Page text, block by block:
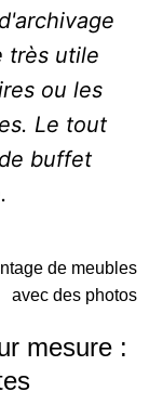
très utile
ou les
Le tout
buffet
de meubles
avec des photos
mesure :